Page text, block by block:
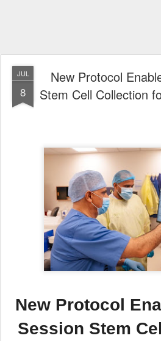
JUL
8
New Protocol
Stem Cell Collection
New Protocol
Session Stem